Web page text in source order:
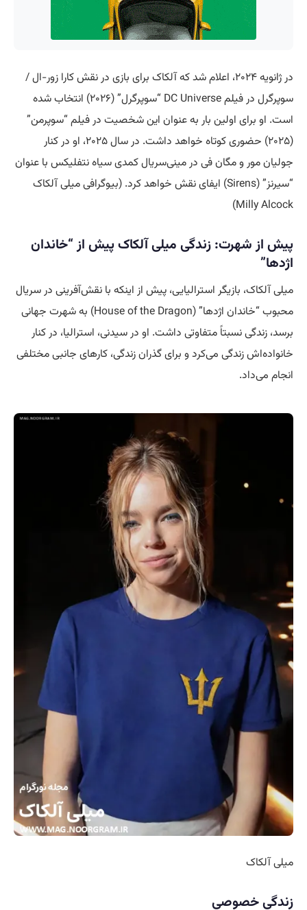
در ژانویه ۲۰۲۴، اعلام شد که آلکاک برای بازی در نقش کارا زور-ال /
سوپرگرل در فیلم DC Universe “سوپرگرل” (۲۰۲۶) انتخاب شده
است. او برای اولین بار به عنوان این شخصیت در فیلم “سوپرمن”
(۲۰۲۵) حضوری کوتاه خواهد داشت. در سال ۲۰۲۵، او در کنار
جولیان مور و مگان فی در مینی‌سریال کمدی سیاه نتفلیکس با عنوان
“سیرنز” (Sirens) ایفای نقش خواهد کرد. (بیوگرافی میلی آلکاک
Milly Alcock)
پیش از شهرت: زندگی میلی آلکاک پیش از “خاندان
اژدها”
میلی آلکاک، بازیگر استرالیایی، پیش از اینکه با نقش‌آفرینی در سریال
محبوب “خاندان اژدها” (House of the Dragon) به شهرت جهانی
برسد، زندگی نسبتاً متفاوتی داشت. او در سیدنی، استرالیا، در کنار
خانواده‌اش زندگی می‌کرد و برای گذران زندگی، کارهای جانبی مختلفی
انجام می‌داد.
میلی آلکاک
زندگی خصوصی